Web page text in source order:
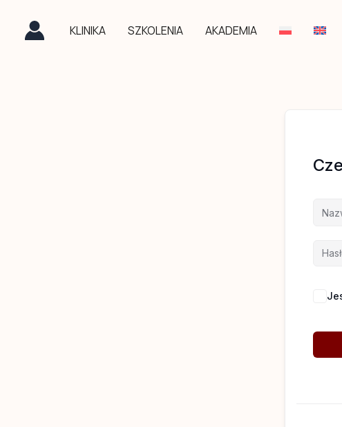
treści
KLINIKA SZKOLENIA AKADEMIA